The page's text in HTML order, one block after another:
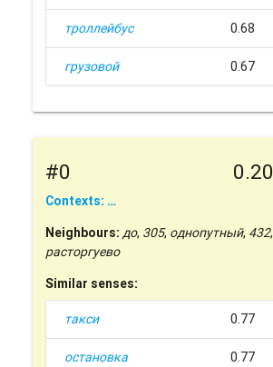
троллейбус 0.68
грузовой 0.67
#0 0.20
Contexts: …
Neighbours: до, 305, однопутный, 432,
расторгуево
Similar senses:
такси 0.77
остановка 0.77